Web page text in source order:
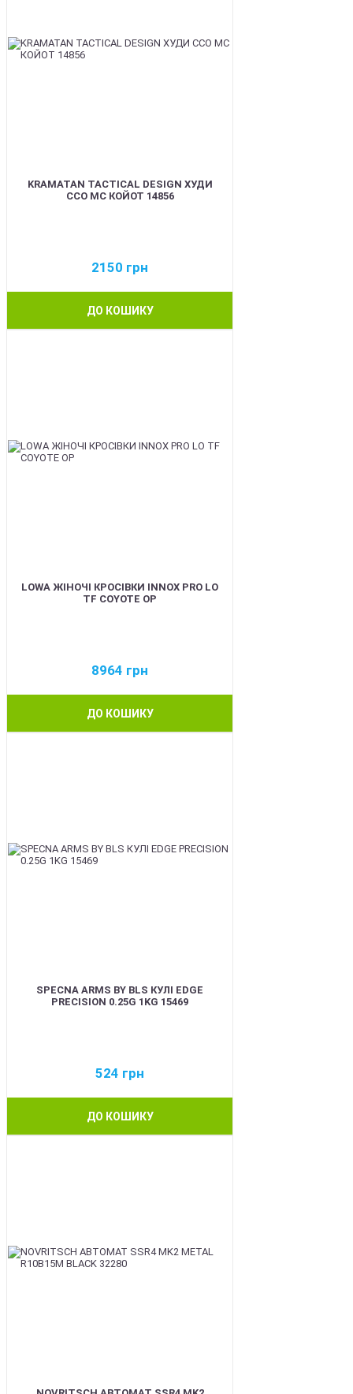
KRAMATAN TACTICAL DESIGN ХУДИ
ССО МС КОЙОТ 14856
2150 грн
ДО КОШИКУ
LOWA ЖІНОЧІ КРОСІВКИ INNOX PRO LO
TF COYOTE OP
8964 грн
ДО КОШИКУ
SPECNA ARMS BY BLS КУЛІ EDGE
PRECISION 0.25G 1KG 15469
524 грн
ДО КОШИКУ